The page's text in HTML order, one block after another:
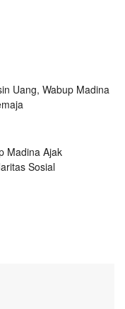
Uang, Wabup Madina
Madina Ajak
Sosial